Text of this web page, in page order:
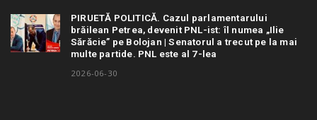
PIRUETĂ POLITICĂ. Cazul parlamentarului
brăilean Petrea, devenit PNL-ist: îl numea „Ilie
Sărăcie” pe Bolojan | Senatorul a trecut pe la mai
multe partide. PNL este al 7-lea
2026-06-30